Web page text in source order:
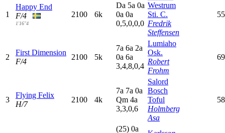
1
Happy End
F/4
1'16"4
2100 6k
Da 5a 0a
0a 0a
0,5,0,0,0
Westrum
Sti. C.
Fredrik
Steffensen
2
First Dimension
F/4
2100 5k
7a 6a 2a
0a 6a
3,4,8,0,4
Lumiaho
Osk.
Robert
Frohm
3
Flying Felix
H/7
2100 4k
7a 7a 0a
Qm 4a
3,3,0,6
Salord
Bosch
Toful
Holmberg
Asa
(25) 0a